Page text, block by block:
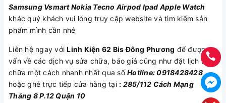
Samsung Vsmart Nokia Tecno Airpod Ipad Apple Watch
khác quý khách vui lòng truy cập website và tìm kiếm sản
phẩm mình cần nhé
Liên hệ ngay vớiLinh Kiện 62 Bis Đông Phương để được tư
vấn về các dịch vụ sửa chữa, báo giá cũng như đặt lịch sửa
chữa một cách nhanh nhất qua sốHotline: 0918428428
hoặc ghé trực tiếp cửa hàng tại : 285/112 Cách Mạng
Tháng 8 P.12 Quận 10